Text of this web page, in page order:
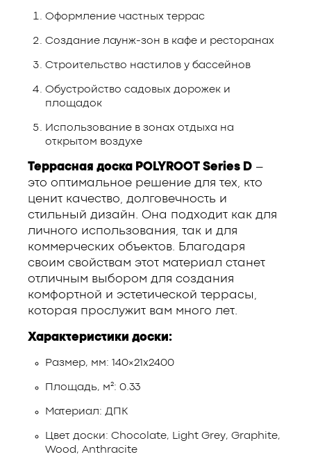
Оформление частных террас
Создание лаунж-зон в кафе и ресторанах
Строительство настилов у бассейнов
Обустройство садовых дорожек и
площадок
Использование в зонах отдыха на
открытом воздухе
Террасная доска POLYROOT Series D –
это оптимальное решение для тех, кто
ценит качество, долговечность и
стильный дизайн. Она подходит как для
личного использования, так и для
коммерческих объектов. Благодаря
своим свойствам этот материал станет
отличным выбором для создания
комфортной и эстетической террасы,
которая прослужит вам много лет.
Характеристики доски:
Размер, мм: 140×21х2400
Площадь, м²: 0.33
Материал: ДПК
Цвет доски: Chocolate, Light Grey, Graphite,
Wood, Anthracite